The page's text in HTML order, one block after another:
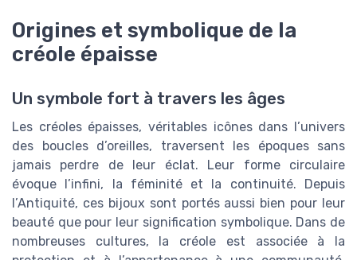
Origines et symbolique de la
créole épaisse
Un symbole fort à travers les âges
Les créoles épaisses, véritables icônes dans l’univers
des boucles d’oreilles, traversent les époques sans
jamais perdre de leur éclat. Leur forme circulaire
évoque l’infini, la féminité et la continuité. Depuis
l’Antiquité, ces bijoux sont portés aussi bien pour leur
beauté que pour leur signification symbolique. Dans de
nombreuses cultures, la créole est associée à la